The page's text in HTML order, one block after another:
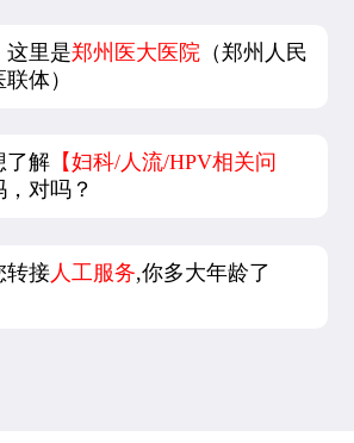
这里是郑州医大医院 （郑州人民
体）
了解 【妇科/人流/HPV相关问
，对吗？
转接人工服务,你多大年龄了